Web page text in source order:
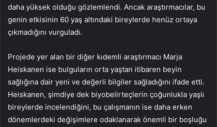
daha yüksek olduğu gözlemlendi. Ancak araştırmacılar, bu
genin etkisinin 60 yaş altındaki bireylerde henüz ortaya
çıkmadığını vurguladı.
Projede yer alan bir diğer kıdemli araştırmacı Marja
Heiskanen ise bulguların orta yaştan itibaren beyin
sağlığına dair yeni ve değerli bilgiler sağladığını ifade etti.
Heiskanen, şimdiye dek biyobelirteçlerin çoğunlukla yaşlı
bireylerde incelendiğini, bu çalışmanın ise daha erken
dönemlerdeki değişimlere odaklanarak önemli bir boşluğu